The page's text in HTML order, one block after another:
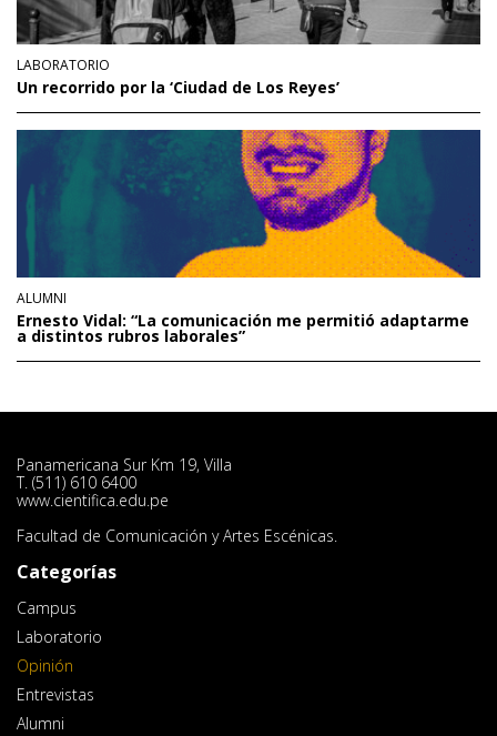
LABORATORIO
Un recorrido por la ‘Ciudad de Los Reyes’
ALUMNI
Ernesto Vidal: “La comunicación me permitió adaptarme
a distintos rubros laborales”
Panamericana Sur Km 19, Villa
T. (511) 610 6400
www.cientifica.edu.pe
Facultad de Comunicación y Artes Escénicas.
Categorías
Campus
Laboratorio
Opinión
Entrevistas
Alumni